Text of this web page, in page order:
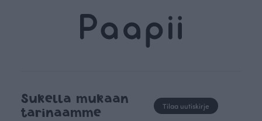
Sukella mukaan
tarinaamme
Tilaa uutiskirje